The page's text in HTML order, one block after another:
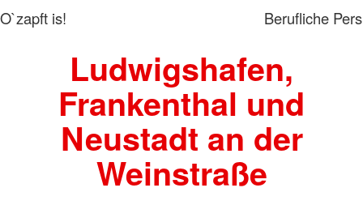
O`zapft is! Berufliche
Ludwigshafen,
Frankenthal und
Neustadt an der
Weinstraße